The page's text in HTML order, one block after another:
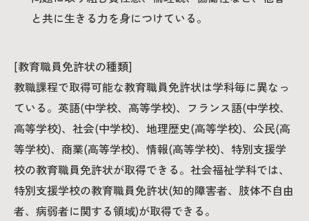
と共に生きる力を身につけている。
[教育職員免許状の種類]
教職課程で取得可能な教育職員免許状は学科毎に異なっ
ている。英語(中学校、高等学校)、フランス語(中学校、
高等学校)、社会(中学校)、地理歴史(高等学校)、公民(高
等学校)、商業(高等学校)、情報(高等学校)、特別支援学
校の教育職員免許状が取得できる。社会福祉学科では、
特別支援学校の教育職員免許状(知的障害者、肢体不自由
者、病弱者に関する領域)が取得できる。